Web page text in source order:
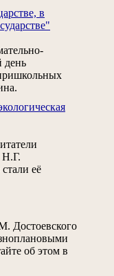
в
день
Н.Г.
её
Достоевского
об этом в